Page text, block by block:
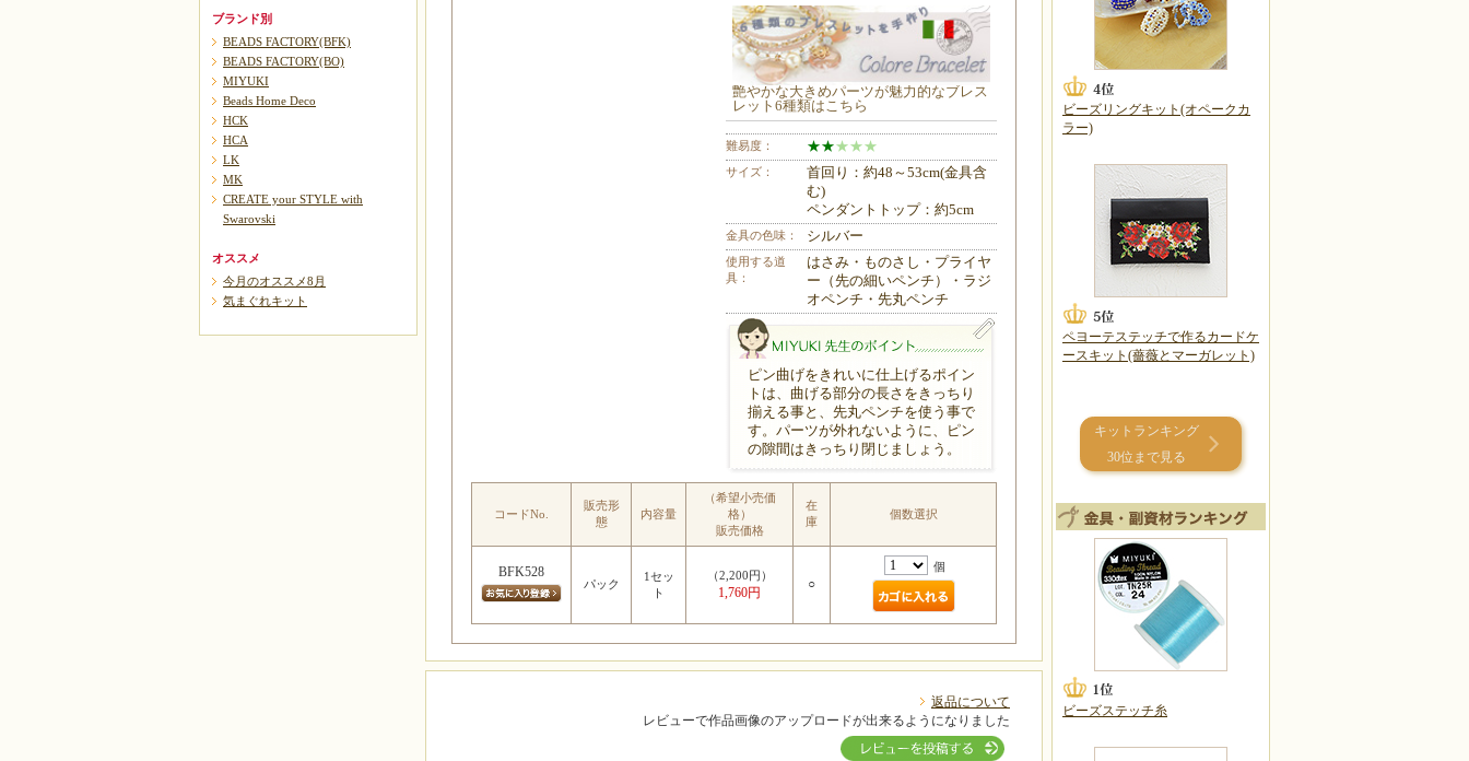
艶やかな大きめパーツが魅力的なブレス
レット6種類はこちら
難易度： ★★★★★
サイズ：
首回り：約48～53cm(金具含
む)
ペンダントトップ：約5cm
金具の色味： シルバー
使用する道
具：
はさみ・ものさし・プライヤ
ー（先の細いペンチ）・ラジ
オペンチ・先丸ペンチ
MIYUKI先生のポイント
ピン曲げをきれいに仕上げるポイン
トは、曲げる部分の長さをきっちり
揃える事と、先丸ペンチを使う事で
す。パーツが外れないように、ピン
の隙間はきっちり閉じましょう。
コードNo.
販売形
態
内容量
（希望小売価
格）
販売価格
在
庫
個数選択
BFK528
パック
1セッ
ト
（2,200円）
1,760円
○
個
返品について
レビューで作品画像のアップロードが出来るようになりました
ブランド別
BEADS FACTORY(BFK)
BEADS FACTORY(BO)
MIYUKI
Beads Home Deco
HCK
HCA
LK
MK
CREATE your STYLE with
Swarovski
オススメ
今月のオススメ8月
気まぐれキット
ビーズリングキット(オペークカ
ラー)
ペヨーテステッチで作るカードケ
ースキット(薔薇とマーガレット)
キットランキング
30位まで見る
ビーズステッチ糸